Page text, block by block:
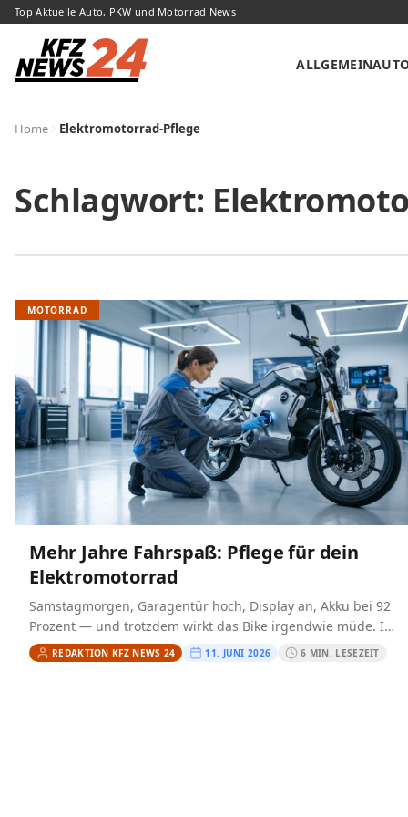
Top Aktuelle Auto, PKW und Motorrad News
ALLGEMEIN
Home Elektromotorrad-Pflege
Schlagwort:
MOTORRAD
Mehr Jahre Fahrspaß: Pflege für dein
Elektromotorrad
Samstagmorgen, Garagentür hoch, Display an, Akku bei 92
Prozent — und trotzdem wirkt das Bike irgendwie müde. Ich
kenne genau diesen Moment. Oft ist nicht…
REDAKTION KFZ NEWS 24 11. JUNI 2026 6 MIN. LESEZEIT